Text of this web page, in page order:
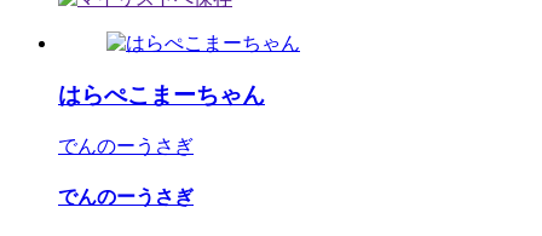
はらぺこまーちゃん
でんのーうさぎ
でんのーうさぎ